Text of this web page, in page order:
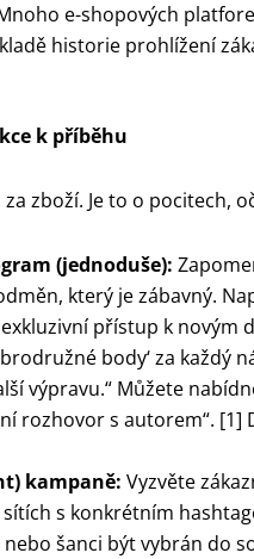
e-shopových
historie prohlížení
k příběhu
zboží. Je to o pocitech,
(jednoduše):
který je zábavný.
exkluzivní přístup k novým
body‘ za každý
výpravu.“ Můžete
rozhovor s autorem“. [1]
kampaně: Vyzvěte
s konkrétním
šanci být vybrán do